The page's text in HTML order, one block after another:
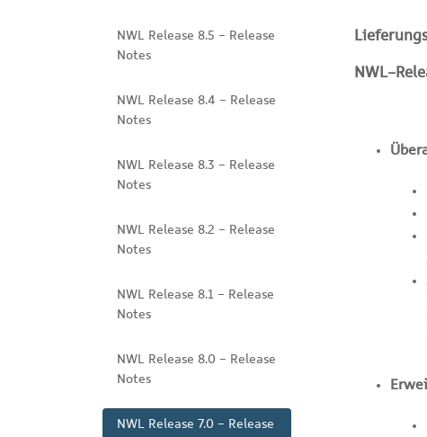
NWL Release 8.5 - Release
Notes
NWL Release 8.4 - Release
Notes
NWL Release 8.3 - Release
Notes
NWL Release 8.2 - Release
Notes
NWL Release 8.1 - Release
Notes
NWL Release 8.0 - Release
Notes
NWL Release 7.0 - Release
NWL-